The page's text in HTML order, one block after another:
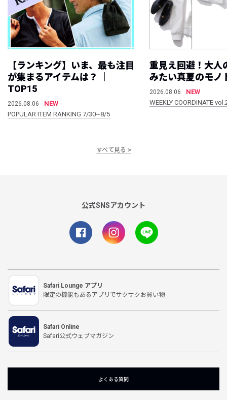
【ランキング】いま、最も注目
が集まるアイテムは？ ｜
TOP15
2026.08.06
NEW
POPULAR ITEM RANKING 7/30~8/5
重見え回避！大人
みたい真夏のモノ
2026.08.06
NEW
WEEKLY COORDINATE
すべて見る
公式SNSアカウント
Safari Lounge アプリ
限定の機能もあるアプリでサクサクお買い物
Safari Online
Safari公式ウェブマガジン
よくある質問